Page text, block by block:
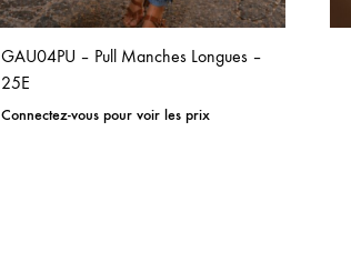
GAU04PU – Pull Manches Longues –
25E
Connectez-vous pour voir les prix